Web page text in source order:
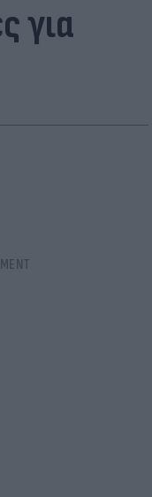
για